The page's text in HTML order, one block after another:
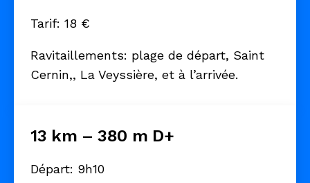
Tarif: 18 €
Ravitaillements: plage de départ, Saint
Cernin,, La Veyssière, et à l’arrivée.
13 km – 380 m D+
Départ: 9h10